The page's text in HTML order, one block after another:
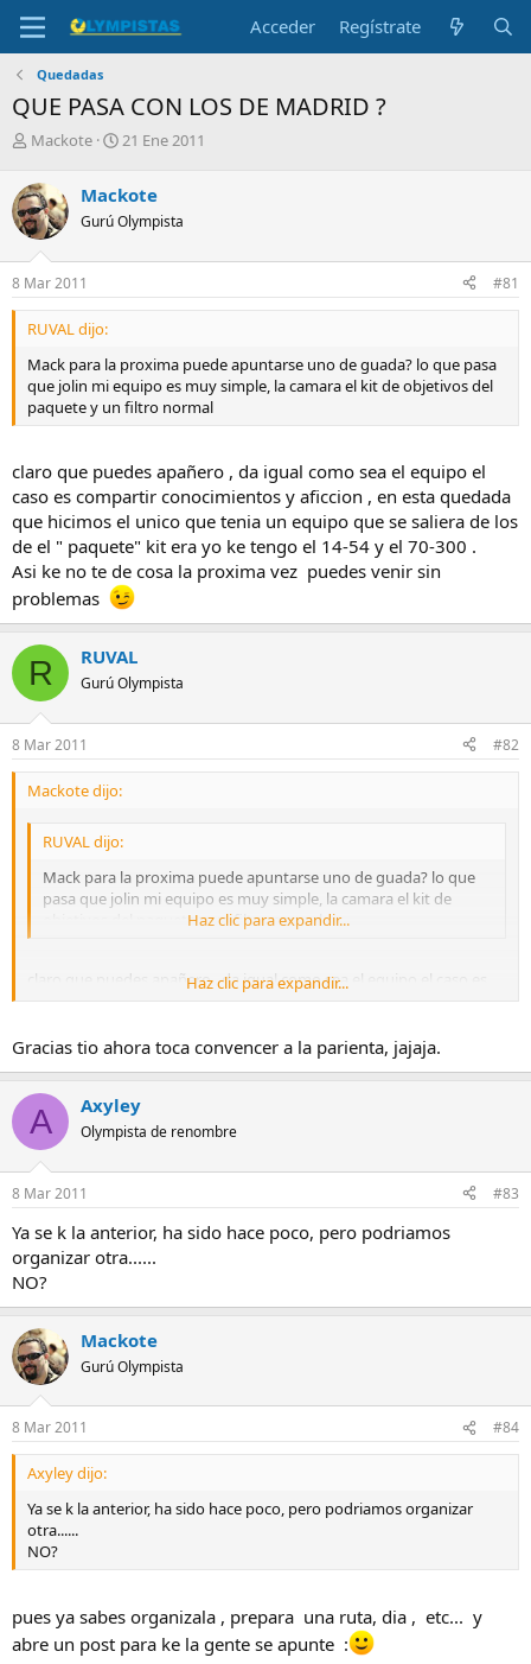
Acceder Regístrate
Quedadas
QUE PASA CON LOS DE MADRID ?
I
i
c
i
a
d
o
r
d
l
t
e
Mackote
F
h
a
e
n
i
o
21 Ene 2011
Mackote
Gurú Olympista
8 Mar 2011 #81
RUVAL dijo:
Mack para la proxima puede apuntarse uno de guada? lo que pasa
que jolin mi equipo es muy simple, la camara el kit de objetivos del
paquete y un filtro normal
claro que puedes apañero , da igual como sea el equipo el
caso es compartir conocimientos y aficcion , en esta quedada
que hicimos el unico que tenia un equipo que se saliera de los
de el " paquete" kit era yo ke tengo el 14-54 y el 70-300 .
Asi ke no te de cosa la proxima vez puedes venir sin
problemas
R RUVAL
Gurú Olympista
8 Mar 2011 #82
Mackote dijo:
RUVAL dijo:
Mack para la proxima puede apuntarse uno de guada? lo que
pasa que jolin mi equipo es muy simple, la camara el kit de
objetivos del paquete y un filtro normal
Haz clic para expandir...
claro que puedes apañero , da igual como sea el equipo el caso es
compartir conocimientos y aficcion , en esta quedada que hicimos
kit era yo ke tengo el 14-54 y el 70-300 .
Asi ke no te de cosa la proxima vez puedes venir sin problemas
Haz clic para expandir...
Gracias tio ahora toca convencer a la parienta, jajaja.
A Axyley
Olympista de renombre
8 Mar 2011 #83
Ya se k la anterior, ha sido hace poco, pero podriamos
organizar otra......
NO?
Mackote
Gurú Olympista
8 Mar 2011 #84
Axyley dijo:
Ya se k la anterior, ha sido hace poco, pero podriamos organizar
otra......
NO?
pues ya sabes organizala , prepara una ruta, dia , etc... y
abre un post para ke la gente se apunte :